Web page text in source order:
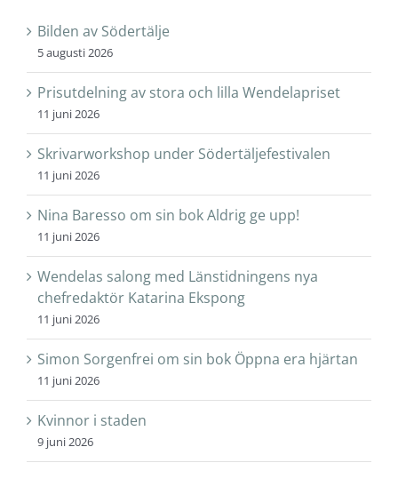
Bilden av Södertälje
5 augusti 2026
Prisutdelning av stora och lilla Wendelapriset
11 juni 2026
Skrivarworkshop under Södertäljefestivalen
11 juni 2026
Nina Baresso om sin bok Aldrig ge upp!
11 juni 2026
Wendelas salong med Länstidningens nya
chefredaktör Katarina Ekspong
11 juni 2026
Simon Sorgenfrei om sin bok Öppna era hjärtan
11 juni 2026
Kvinnor i staden
9 juni 2026